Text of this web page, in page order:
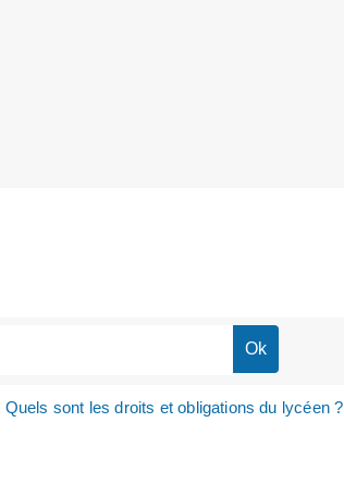
Quels sont les droits et obligations du lycéen ?